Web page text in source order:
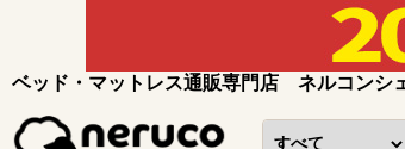
ベッド・マットレス通販専門店 ネルコンシ